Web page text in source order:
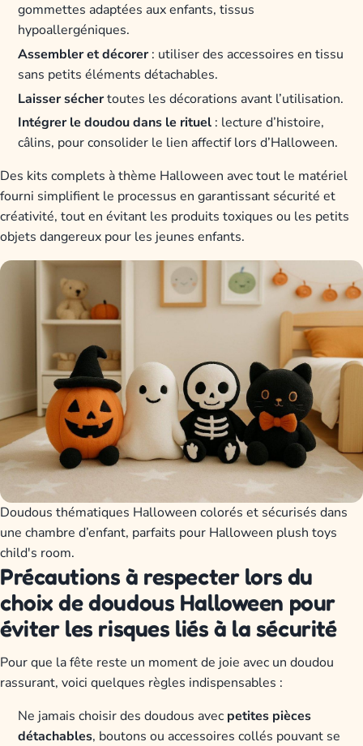
gommettes adaptées aux enfants, tissus
hypoallergéniques.
Assembler et décorer: utiliser des accessoires en tissu
sans petits éléments détachables.
Laisser séchertoutes les décorations avant l’utilisation.
Intégrer le doudou dans le rituel : lecture d’histoire,
câlins, pour consolider le lien affectif lors d’Halloween.
Des kits complets à thème Halloween avec tout le matériel
fourni simplifient le processus en garantissant sécurité et
créativité, tout en évitant les produits toxiques ou les petits
objets dangereux pour les jeunes enfants.
Doudous thématiques Halloween colorés et sécurisés dans
une chambre d’enfant, parfaits pour Halloween plush toys
child's room.
Précautions à respecter lors du
choix de doudous Halloween pour
éviter les risques liés à la sécurité
Pour que la fête reste un moment de joie avec un doudou
rassurant, voici quelques règles indispensables :
Ne jamais choisir des doudous avec petites pièces
détachables, boutons ou accessoires collés pouvant se